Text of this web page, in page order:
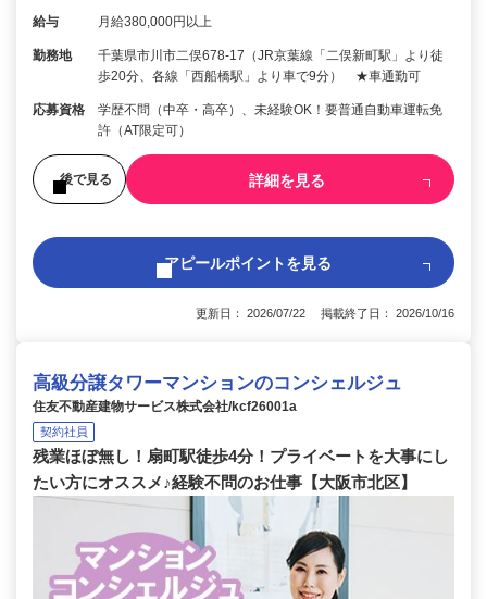
給与 月給380,000円以上
勤務地
千葉県市川市二俣678-17（JR京葉線「二俣新町駅」より徒
歩20分、各線「西船橋駅」より車で9分） ★車通勤可
応募資格
学歴不問（中卒・高卒）、未経験OK！要普通自動車運転免
許（AT限定可）
後で見る 詳細を見る
アピールポイントを見る
更新日： 2026/07/22 掲載終了日： 2026/10/16
高級分譲タワーマンションのコンシェルジュ
住友不動産建物サービス株式会社/kcf26001a
契約社員
残業ほぼ無し！扇町駅徒歩4分！プライベートを大事にし
たい方にオススメ♪経験不問のお仕事【大阪市北区】